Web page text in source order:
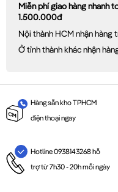
Miễn phí giao hàng nhanh
1.500.000đ
Nội thành HCM nhận hàng
Ở tỉnh thành khác nhận
Hàng sẵn kho TPHCM
điện thoại ngay
Hotline 0938143268 hỗ
trợ từ 7h30 - 20h mỗi ngày